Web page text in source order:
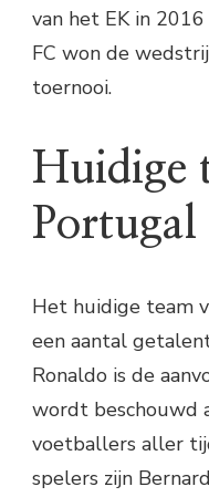
van het EK in
FC won de
toernooi.
Huidige
Portugal
Het huidige team
een aantal
Ronaldo is de
wordt beschouwd
voetballers aller
spelers zijn